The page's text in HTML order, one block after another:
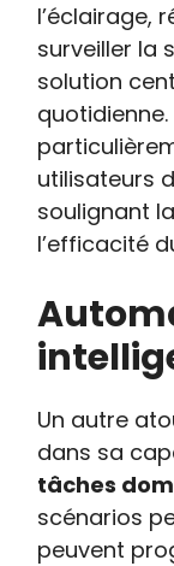
l’éclairage,
surveiller la
solution
utilisateurs
soulignant
l’efficacité
Un autre
dans sa
tâches
scénarios
peuvent